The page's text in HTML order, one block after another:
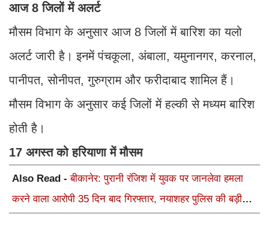
आज 8 जिलों में अलर्ट
मौसम विभाग के अनुसार आज 8 जिलों में बारिश का यलो
अलर्ट जारी है। इनमें पंचकूला, अंबाला, यमुनानगर, करनाल,
पानीपत, सोनीपत, गुरुग्राम और फरीदाबाद शामिल हैं।
मौसम विभाग के अनुसार कई जिलों में हल्की से मध्यम बारिश
होती है।
17 अगस्त को हरियाणा में मौसम
Also Read -बीकानेर: पुरानी रंजिश में युवक पर जानलेवा हमला
करने वाला आरोपी 35 दिन बाद गिरफ्तार, नयाशहर पुलिस की बड़ी